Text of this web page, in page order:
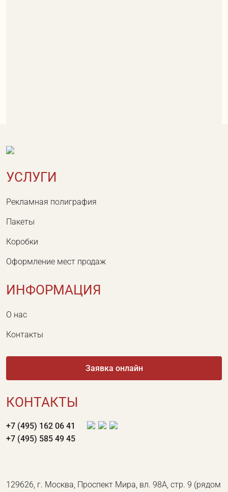
УСЛУГИ
Рекламная полиграфия
Пакеты
Коробки
Оформление мест продаж
ИНФОРМАЦИЯ
О нас
Контакты
Заявка онлайн
КОНТАКТЫ
+7 (495) 162 06 41
+7 (495) 585 49 45
129626, г. Москва, Проспект Мира, вл. 98А, стр. 9 (рядом